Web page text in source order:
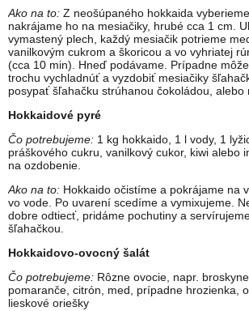
Ako na to: Z neošúpaného hokkaida
nakrájame ho na mesiačiky, hrubé cca 1 cm.
vymastený plech, každý mesiačik potrieme
vanilkovým cukrom a škoricou a vo vyhriatej
(cca 10 min). Hneď podávame. Prípadne
trochu vychladnúť a vyzdobiť mesiačiky
posypať šľahačku strúhanou čokoládou, alebo
Hokkaidové pyré
Čo potrebujeme: 1 kg hokkaido, 1 l vody, 1
práškového cukru, vanilkový cukor, kiwi alebo
na ozdobenie.
Ako na to: Hokkaido očistíme a pokrájame na
vo vode. Po uvarení scedíme a vymixujeme.
dobre odtiecť, pridáme pochutiny a
šľahačkou.
Hokkaidovo-ovocný šalát
Čo potrebujeme: Rôzne ovocie, napr.
pomaranče, citrón, med, prípadne hrozienka,
lieskové oriešky